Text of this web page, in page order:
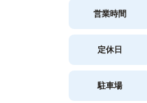
営業時間
定休日
駐車場